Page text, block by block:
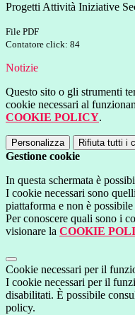
Progetti Attività Iniziative
File PDF
Contatore click: 84
Notizie
Questo sito o gli strumenti
cookie necessari al
COOKIE POLICY.
Personalizza Rifiuta tutti i
Gestione cookie
In questa schermata è
I cookie necessari sono
piattaforma e non è
Per conoscere quali sono i
visionare la COOKIE
Cookie necessari per il
I cookie necessari per il
disabilitati. È possibile
policy.